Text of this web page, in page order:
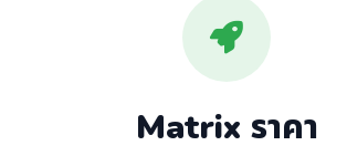
Matrix ราคา